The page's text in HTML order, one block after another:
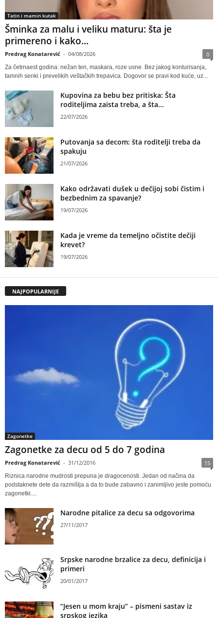
Tatin i mamin kutak
Šminka za malu i veliku maturu: šta je
primereno i kako...
Predrag Konatarević - 04/08/2026 0
Za četrnaest godina: nežan ten, maskara, roze usne. Bez jakog konturisanja,
tamnih senki i prevelikih veštačkih trepavica. Dogovor se pravi kod kuće, uz...
Kupovina za bebu bez pritiska: Šta
roditeljima zaista treba, a šta...
22/07/2026
Putovanja sa decom: šta roditelji treba da
spakuju
21/07/2026
Kako održavati dušek u dečijoj sobi čistim i
bezbednim za spavanje?
19/07/2026
Kada je vreme da temeljno očistite dečiji
krevet?
19/07/2026
NAJPOPULARNIJE
Zagonetke
Zagonetke za decu od 5 do 7 godina
Predrag Konatarević - 31/12/2016 15
Riznica narodne mudrosti prepuna je dragocenosti. Jedan od načina da
podstaknete dete da razmišlja a da to bude zabavno i zanimljivo jeste pomoću
zagonetki....
Narodne pitalice za decu sa odgovorima
27/11/2017
Srpske narodne brzalice za decu, definicija i
primeri
20/01/2017
“Jesen u mom kraju” – pismeni sastav iz
srpskog jezika